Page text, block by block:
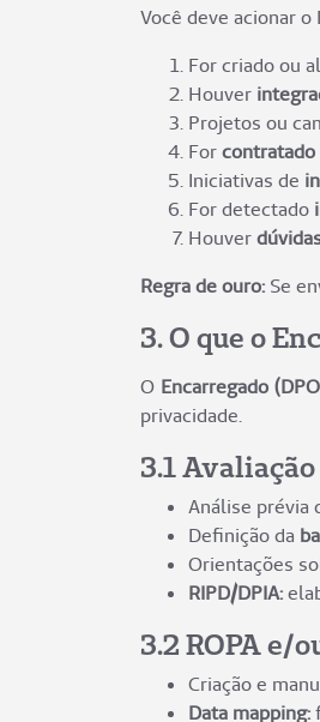
Você deve acionar o
For criado ou
Houver
Projetos ou
Forcontratado
Iniciativas de
For detectado
Houver
Regra de ouro: Se
3. O que o
O Encarregado
privacidade.
3.1
Análise prévia
Definição da
Orientações
RIPD/DPIA:
3.2 ROPA e/
Criação e
Data mapping: